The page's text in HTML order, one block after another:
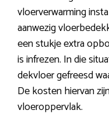
vloerverwarming
aanwezig
een stukje extra
is infrezen. In die
dekvloer gefreesd
De kosten hiervan
vloeroppervlak.